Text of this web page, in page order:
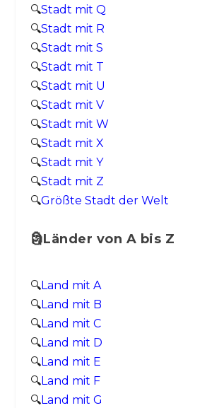
🔍Stadt mit Q
🔍Stadt mit R
🔍Stadt mit S
🔍Stadt mit T
🔍Stadt mit U
🔍Stadt mit V
🔍Stadt mit W
🔍Stadt mit X
🔍Stadt mit Y
🔍Stadt mit Z
🔍Größte Stadt der Welt
🗿Länder von A bis Z
🔍Land mit A
🔍Land mit B
🔍Land mit C
🔍Land mit D
🔍Land mit E
🔍Land mit F
🔍Land mit G